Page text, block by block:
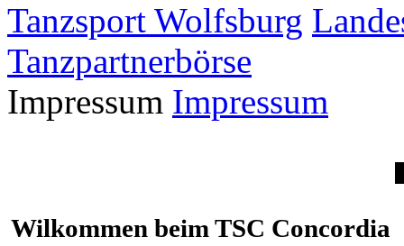
Tanzsport Wolfsburg
Tanzpartnerbörse
Impressum Impressum
Wilkommen beim TSC Concordia